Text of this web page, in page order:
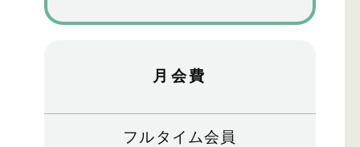
月会費
フルタイム会員